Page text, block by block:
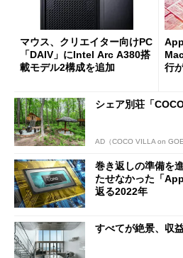
マウス、クリエイター向けPC
「DAIV」にIntel Arc A380搭
載モデル2構成を追加
行
シェア別荘「
AD（COCO VILLA on
巻き返しの準備を
たせなかった「
返る2022年
すべてが絶景、収